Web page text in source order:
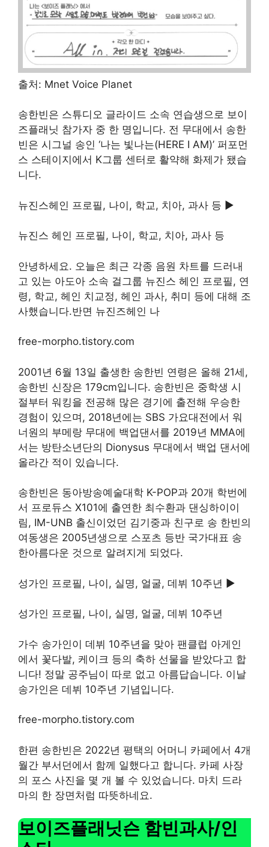
출처: Mnet Voice Planet
송한빈은 스튜디오 글라이드 소속 연습생으로 보이
즈플래닛 참가자 중 한 명입니다. 전 무대에서 송한
빈은 시그널 송인 ‘나는 빛나는(HERE I AM)’ 퍼포먼
스 스테이지에서 K그룹 센터로 활약해 화제가 됐습
니다.
뉴진스헤인 프로필, 나이, 학교, 치아, 과사 등 ▶
뉴진스 헤인 프로필, 나이, 학교, 치아, 과사 등
안녕하세요. 오늘은 최근 각종 음원 차트를 드러내
고 있는 아도아 소속 걸그룹 뉴진스 헤인 프로필, 연
령, 학교, 헤인 치교정, 헤인 과사, 취미 등에 대해 조
사했습니다.반면 뉴진즈헤인 나
free-morpho.tistory.com
2001년 6월 13일 출생한 송한빈 연령은 올해 21세,
송한빈 신장은 179cm입니다. 송한빈은 중학생 시
절부터 워킹을 전공해 많은 경기에 출전해 우승한
경험이 있으며, 2018년에는 SBS 가요대전에서 워
너원의 부메랑 무대에 백업댄서를 2019년 MMA에
서는 방탄소년단의 Dionysus 무대에서 백업 댄서에
올라간 적이 있습니다.
송한빈은 동아방송예술대학 K-POP과 20개 학번에
서 프로듀스 X101에 출연한 최수환과 댄싱하이이
림, IM-UNB 출신이었던 김기중과 친구로 송 한빈의
여동생은 2005년생으로 스포츠 등반 국가대표 송
한아름다운 것으로 알려지게 되었다.
성가인 프로필, 나이, 실명, 얼굴, 데뷔 10주년 ▶
성가인 프로필, 나이, 실명, 얼굴, 데뷔 10주년
가수 송가인이 데뷔 10주년을 맞아 팬클럽 아게인
에서 꽃다발, 케이크 등의 축하 선물을 받았다고 합
니다! 정말 공주님이 따로 없고 아름답습니다. 이날
송가인은 데뷔 10주년 기념입니다.
free-morpho.tistory.com
한편 송한빈은 2022년 평택의 어머니 카페에서 4개
월간 부서던에서 함께 일했다고 합니다. 카페 사장
의 포스 사진을 몇 개 볼 수 있었습니다. 마치 드라
마의 한 장면처럼 따뜻하네요.
보이즈플래닛슨 함빈과사/인